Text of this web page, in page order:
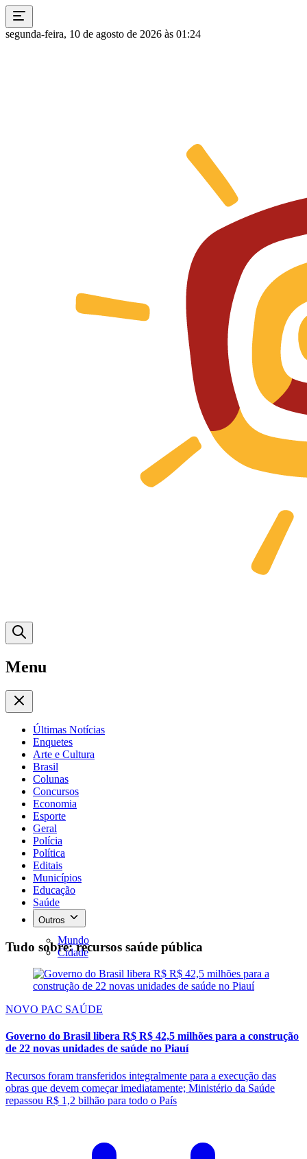
segunda-feira, 10 de agosto de 2026 às 01:24
Menu
Últimas Notícias
Enquetes
Arte e Cultura
Brasil
Colunas
Concursos
Economia
Esporte
Geral
Polícia
Política
Editais
Municípios
Educação
Saúde
Outros
Mundo
Cidade
Tudo sobre: recursos saúde pública
NOVO PAC SAÚDE
Governo do Brasil libera R$ R$ 42,5 milhões para a construção
de 22 novas unidades de saúde no Piauí
Recursos foram transferidos integralmente para a execução das
obras que devem começar imediatamente; Ministério da Saúde
repassou R$ 1,2 bilhão para todo o País